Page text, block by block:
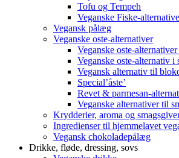
Tofu og Tempeh
Veganske Fiske-
Vegansk pålæg
Veganske oste-alternativer
Veganske oste-
Veganske oste-alternativ i
Vegansk alternativ til
Special’åste’
Revet & parmesan-
Veganske alternativer til
Krydderier, aroma og
Ingredienser til hjemmelavet
Vegansk chokoladepålæg
Drikke, fløde, dressing, sovs